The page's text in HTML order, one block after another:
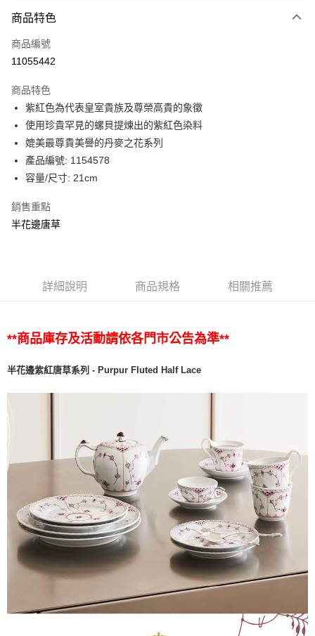
商品特色
商品編號
11055442
商品特色
紫紅色為代表皇室貴族及尊榮高貴的象徵
使用珍貴罕見的螺貝提煉出的紫紅色染料
媲美最尊貴美譽的丹麥之花系列
產品編號: 1154578
容量/尺寸: 21cm
銷售重點
半花邊唐草
詳細說明 商品規格 相關推薦
**商品庫存及活動請依各門市公告為準**
半花邊紫紅唐草系列 - Purpur Fluted Half Lace